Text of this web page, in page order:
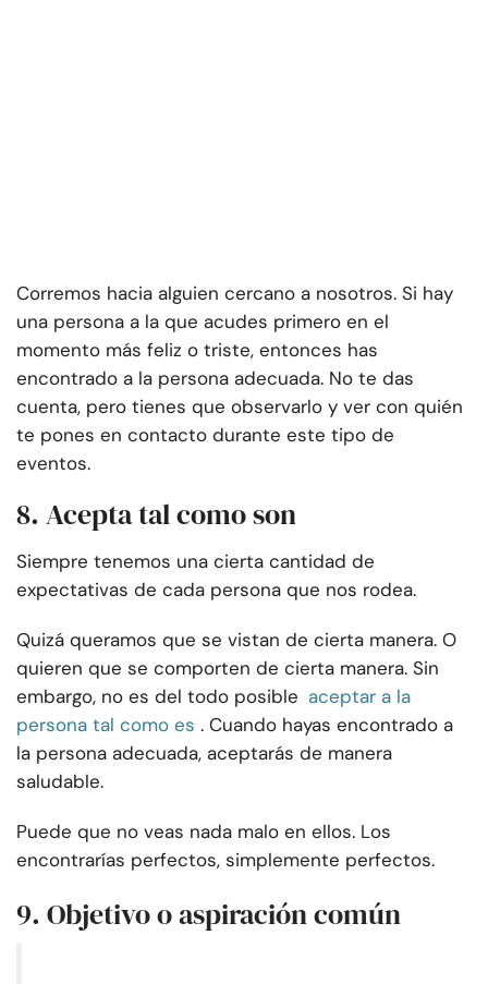
Corremos hacia alguien cercano a nosotros. Si hay
una persona a la que acudes primero en el
momento más feliz o triste, entonces has
encontrado a la persona adecuada. No te das
cuenta, pero tienes que observarlo y ver con quién
te pones en contacto durante este tipo de
eventos.
8. Acepta tal como son
Siempre tenemos una cierta cantidad de
expectativas de cada persona que nos rodea.
Quizá queramos que se vistan de cierta manera. O
quieren que se comporten de cierta manera. Sin
embargo, no es del todo posible aceptar a la
persona tal como es . Cuando hayas encontrado a
la persona adecuada, aceptarás de manera
saludable.
Puede que no veas nada malo en ellos. Los
encontrarías perfectos, simplemente perfectos.
9. Objetivo o aspiración común